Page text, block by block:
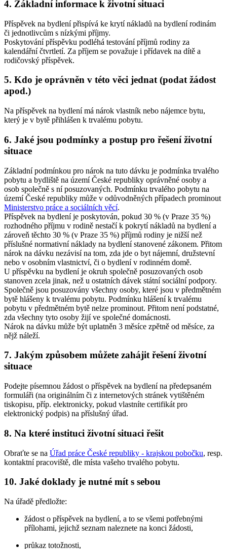
4. Základní informace k životní situaci
Příspěvek na bydlení přispívá ke krytí nákladů na bydlení rodinám
či jednotlivcům s nízkými příjmy.
Poskytování příspěvku podléhá testování příjmů rodiny za
kalendářní čtvrtletí. Za příjem se považuje i přídavek na dítě a
rodičovský příspěvek.
5. Kdo je oprávněn v této věci jednat (podat žádost
apod.)
Na příspěvek na bydlení má nárok vlastník nebo nájemce bytu,
který je v bytě přihlášen k trvalému pobytu.
6. Jaké jsou podmínky a postup pro řešení životní
situace
Základní podmínkou pro nárok na tuto dávku je podmínka trvalého
pobytu a bydliště na území České republiky oprávněné osoby a
osob společně s ní posuzovaných. Podmínku trvalého pobytu na
území České republiky může v odůvodněných případech prominout
Ministerstvo práce a sociálních věcí.
Příspěvek na bydlení je poskytován, pokud 30 % (v Praze 35 %)
rozhodného příjmu v rodině nestačí k pokrytí nákladů na bydlení a
zároveň těchto 30 % (v Praze 35 %) příjmů rodiny je nižší než
příslušné normativní náklady na bydlení stanovené zákonem. Přitom
nárok na dávku nezávisí na tom, zda jde o byt nájemní, družstevní
nebo v osobním vlastnictví, či o bydlení v rodinném domě.
U příspěvku na bydlení je okruh společně posuzovaných osob
stanoven zcela jinak, než u ostatních dávek státní sociální podpory.
Společně jsou posuzovány všechny osoby, které jsou v předmětném
bytě hlášeny k trvalému pobytu. Podmínku hlášení k trvalému
pobytu v předmětném bytě nelze prominout. Přitom není podstatné,
zda všechny tyto osoby žijí ve společné domácnosti.
Nárok na dávku může být uplatněn 3 měsíce zpětně od měsíce, za
nějž náleží.
7. Jakým způsobem můžete zahájit řešení životní
situace
Podejte písemnou žádost o příspěvek na bydlení na předepsaném
formuláři (na originálním či z internetových stránek vytištěném
tiskopisu, příp. elektronicky, pokud vlastníte certifikát pro
elektronický podpis) na příslušný úřad.
8. Na které instituci životní situaci řešit
Obraťte se na Úřad práce České republiky - krajskou pobočku, resp.
kontaktní pracoviště, dle místa vašeho trvalého pobytu.
10. Jaké doklady je nutné mít s sebou
Na úřadě předložte:
žádost o příspěvek na bydlení, a to se všemi potřebnými
přílohami, jejichž seznam naleznete na konci žádosti,
průkaz totožnosti,